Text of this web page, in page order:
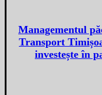
Managementul
Transport
investește în